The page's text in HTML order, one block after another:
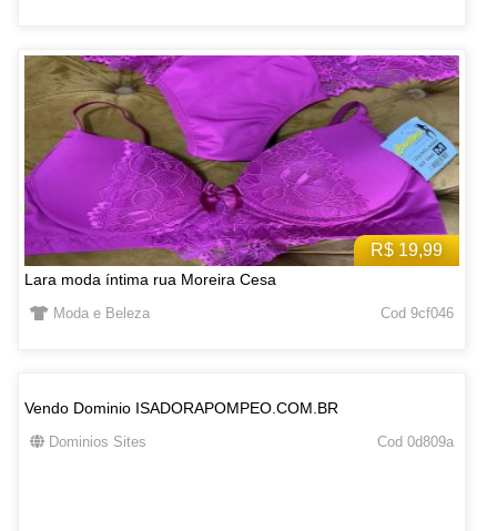
R$ 19,99
Lara moda íntima rua Moreira Cesa
Moda e Beleza Cod 9cf046
Vendo Dominio ISADORAPOMPEO.COM.BR
Dominios Sites Cod 0d809a